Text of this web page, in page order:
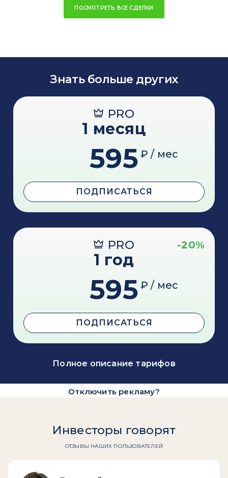
ПОСМОТРЕТЬ ВСЕ СДЕЛКИ
Знать больше других
PRO
1 месяц
595 ₽ / мес
ПОДПИСАТЬСЯ
PRO -20%
1 год
595 ₽ / мес
ПОДПИСАТЬСЯ
Полное описание тарифов
Отключить рекламу?
Инвесторы говорят
ОТЗЫВЫ НАШИХ ПОЛЬЗОВАТЕЛЕЙ